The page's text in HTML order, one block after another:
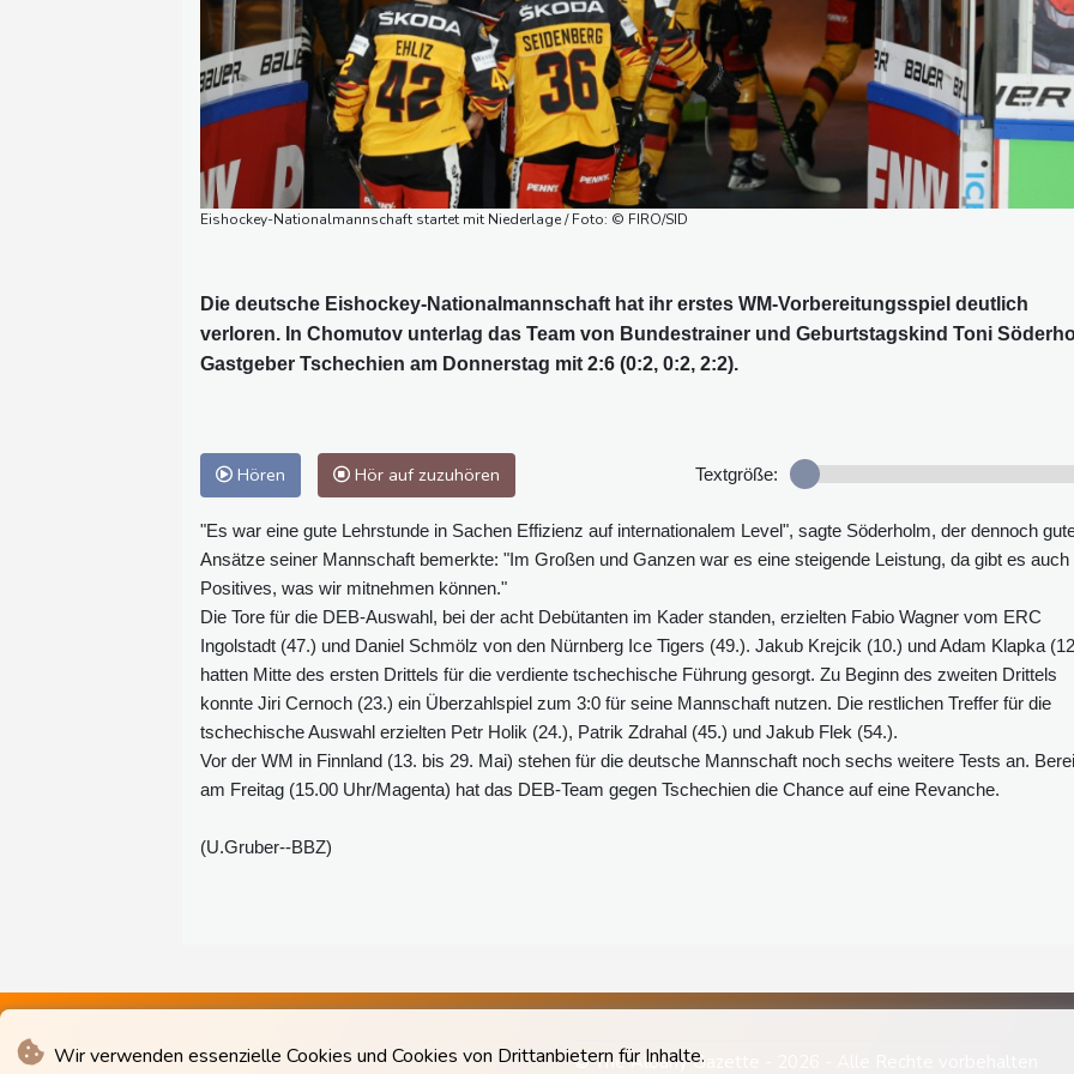
Wir verwenden essenzielle Cookies und Cookies von Drittanbietern für Inhalte.
Eishockey-Nationalmannschaft startet mit Niederlage / Foto: © FIRO/SID
Die deutsche Eishockey-Nationalmannschaft hat ihr erstes WM-Vorbereitungsspiel deutlich
verloren. In Chomutov unterlag das Team von Bundestrainer und Geburtstagskind Toni
Gastgeber Tschechien am Donnerstag mit 2:6 (0:2, 0:2, 2:2).
Hören Hör auf zuzuhören Textgröße:
"Es war eine gute Lehrstunde in Sachen Effizienz auf internationalem Level", sagte Söderholm, der dennoch
Ansätze seiner Mannschaft bemerkte: "Im Großen und Ganzen war es eine steigende Leistung, da gibt es auch
Positives, was wir mitnehmen können."
Die Tore für die DEB-Auswahl, bei der acht Debütanten im Kader standen, erzielten Fabio Wagner vom ERC
Ingolstadt (47.) und Daniel Schmölz von den Nürnberg Ice Tigers (49.). Jakub Krejcik (10.) und Adam Klapka
hatten Mitte des ersten Drittels für die verdiente tschechische Führung gesorgt. Zu Beginn des zweiten Drittels
konnte Jiri Cernoch (23.) ein Überzahlspiel zum 3:0 für seine Mannschaft nutzen. Die restlichen Treffer für die
tschechische Auswahl erzielten Petr Holik (24.), Patrik Zdrahal (45.) und Jakub Flek (54.).
Vor der WM in Finnland (13. bis 29. Mai) stehen für die deutsche Mannschaft noch sechs weitere Tests an.
am Freitag (15.00 Uhr/Magenta) hat das DEB-Team gegen Tschechien die Chance auf eine Revanche.
(U.Gruber--BBZ)
© The Albany Gazette - 2026 - Alle Rechte vorbehalten